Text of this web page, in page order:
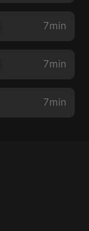
7min
7min
7min